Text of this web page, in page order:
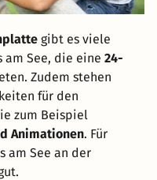
gibt es viele
See, die eine 24-
Zudem stehen
für den
zum Beispiel
Animationen. Für
am See an der